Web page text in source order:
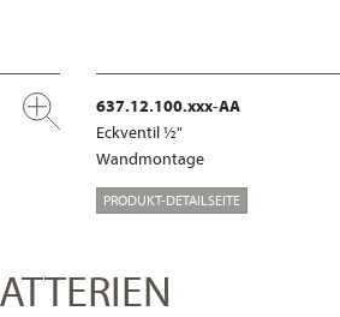
637.12.100.xxx-AA
Eckventil ½"
Wandmontage
PRODUKT-DETAILSEITE